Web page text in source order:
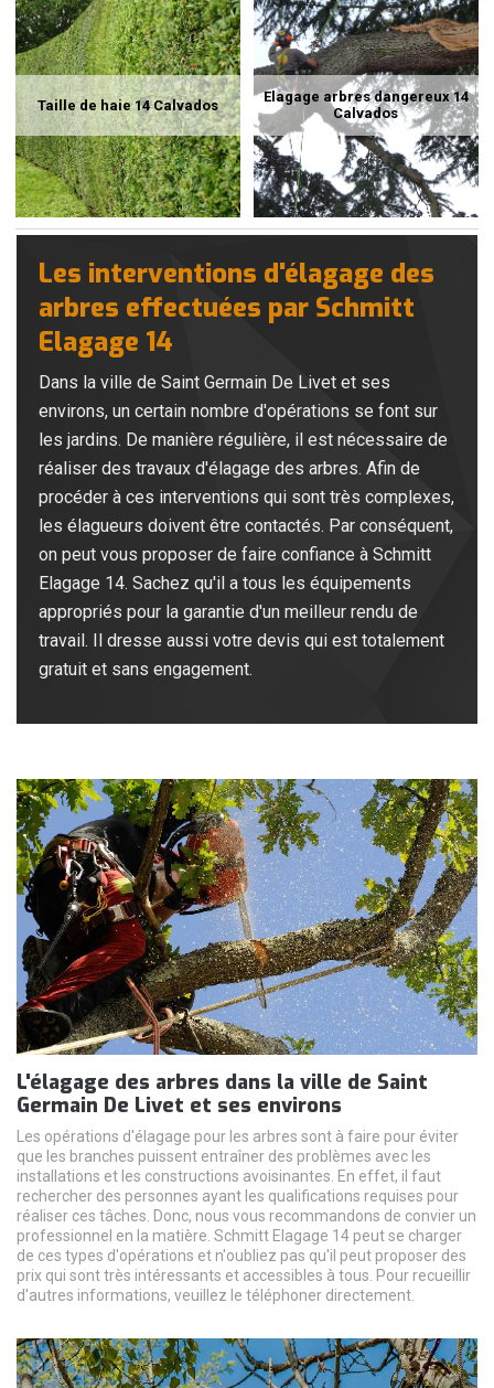
Taille de haie 14 Calvados
Elagage arbres dangereux 14
Calvados
Les interventions d'élagage des
arbres effectuées par Schmitt
Elagage 14
Dans la ville de Saint Germain De Livet et ses
environs, un certain nombre d'opérations se font sur
les jardins. De manière régulière, il est nécessaire de
réaliser des travaux d'élagage des arbres. Afin de
procéder à ces interventions qui sont très complexes,
les élagueurs doivent être contactés. Par conséquent,
on peut vous proposer de faire confiance à Schmitt
Elagage 14. Sachez qu'il a tous les équipements
appropriés pour la garantie d'un meilleur rendu de
travail. Il dresse aussi votre devis qui est totalement
gratuit et sans engagement.
L'élagage des arbres dans la ville de Saint
Germain De Livet et ses environs
Les opérations d'élagage pour les arbres sont à faire pour éviter
que les branches puissent entraîner des problèmes avec les
installations et les constructions avoisinantes. En effet, il faut
rechercher des personnes ayant les qualifications requises pour
réaliser ces tâches. Donc, nous vous recommandons de convier un
professionnel en la matière. Schmitt Elagage 14 peut se charger
de ces types d'opérations et n'oubliez pas qu'il peut proposer des
prix qui sont très intéressants et accessibles à tous. Pour recueillir
d'autres informations, veuillez le téléphoner directement.